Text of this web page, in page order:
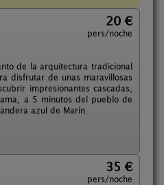
20 €
pers/noche
de la arquitectura tradicional
disfrutar de unas maravillosas
impresionantes cascadas,
a 5 minutos del pueblo de
azul de Marín.
35 €
pers/noche